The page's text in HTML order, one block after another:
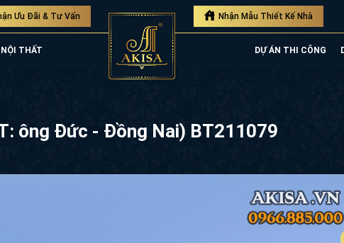
Ưu Đãi & Tư Vấn Nhận Mẫu Thiết Kế Nhà
THẤT DỰ ÁN THI CÔNG
ông Đức - Đồng Nai) BT211079